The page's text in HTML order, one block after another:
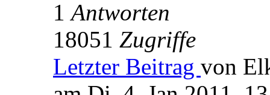
1Antworten
18051 Zugriffe
Letzter Beitrag von